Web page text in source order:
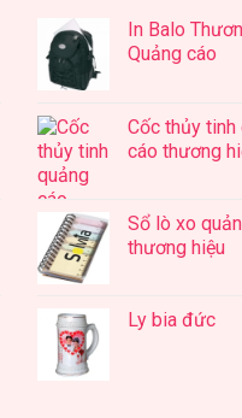
In Balo
Quảng cáo
Cốc thủy tinh
cáo thương
Sổ lò xo
thương hiệu
Ly bia đức